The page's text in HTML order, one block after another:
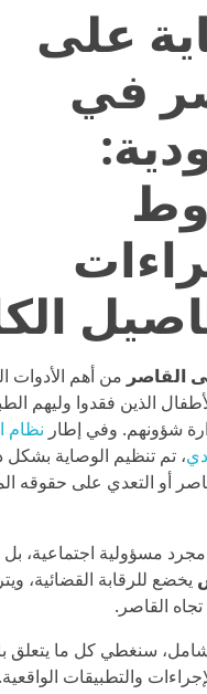
على
في
القاصر من أهم الأدوات
الذين فقدوا وليهم
شؤونهم. وفي إطار نظام
، تم تنظيم الوصاية
أو التعدي على حقوقه
مسؤولية اجتماعية،
يخضع للرقابة القضائية،
القاصر.
سنغطي كل ما يتعلق
والتطبيقات الواقعية.